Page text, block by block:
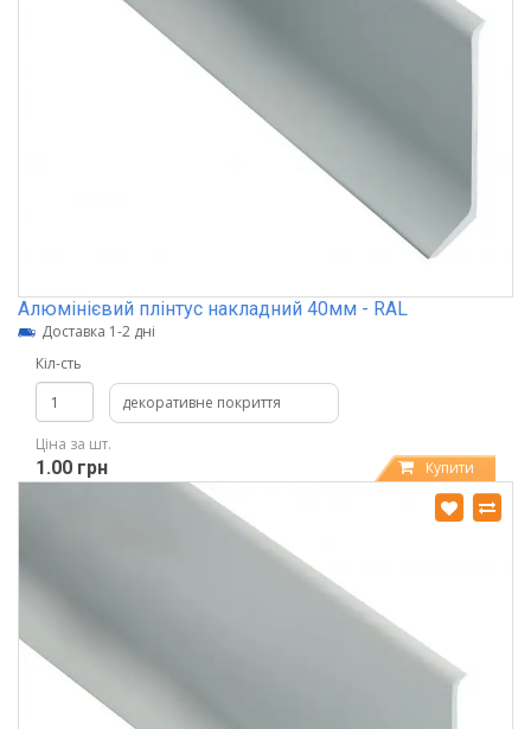
Алюмінієвий плінтус накладний 40мм - RAL
Доставка 1-2 дні
Кіл-сть
декоративне покриття
Ціна за шт.
1.00 грн Купити